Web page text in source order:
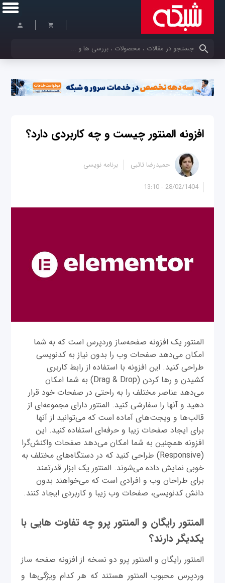
کلمات کلیدی خود را وارد کنید
افزونه المنتور چیست و چه کاربردی دارد؟
28/02/1404 - 13:10
حمیدرضا تائبی برنامه نویسی
المنتور یک افزونه صفحه‌ساز وردپرس است که به شما
امکان می‌دهد صفحات وب را بدون نیاز به کدنویسی
طراحی کنید. این افزونه با استفاده از رابط کاربری
کشیدن و رها کردن (Drag & Drop) به شما امکان
می‌دهد عناصر مختلف را به راحتی در صفحات خود قرار
دهید و آنها را سفارشی کنید. المنتور دارای مجموعه‌ای از
قالب‌ها و ویجت‌های آماده است که می‌توانید از آنها
برای ایجاد صفحات زیبا و حرفه‌ای استفاده کنید. این
افزونه همچنین به شما امکان می‌دهد صفحات واکنش‌گرا
(Responsive) طراحی کنید که در دستگاه‌های مختلف به
خوبی نمایش داده می‌شوند. المنتور یک ابزار قدرتمند
برای طراحان وب و افرادی است که می‌خواهند بدون
دانش کدنویسی، صفحات وب زیبا و کاربردی ایجاد کنند.
المنتور رایگان و المنتور پرو چه تفاوت هایی با
یکدیگر دارند؟
المنتور رایگان و المنتور پرو دو نسخه از افزونه صفحه ساز
وردپرس محبوب المنتور هستند که هر کدام ویژگی‌ها و